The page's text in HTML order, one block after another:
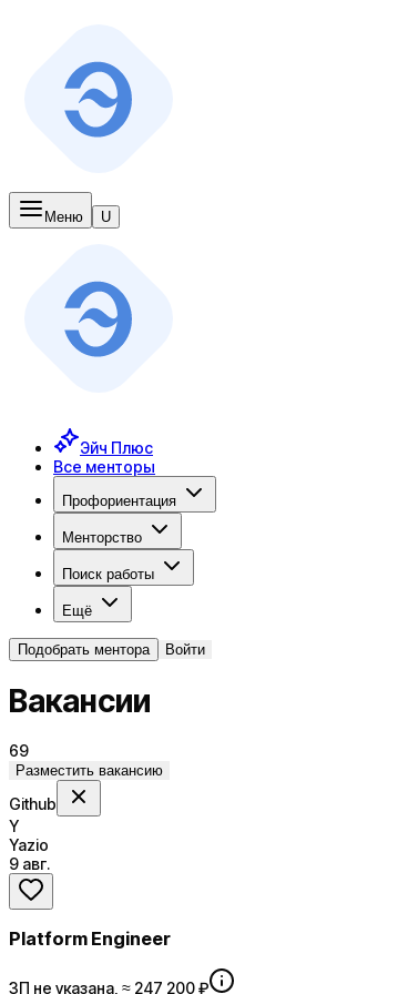
Меню U
Эйч Плюс
Все менторы
Профориентация
Менторство
Поиск работы
Ещё
Подобрать ментора Войти
Вакансии
69
Разместить вакансию
Github
Y
Yazio
9 авг.
Platform Engineer
ЗП не указана, ≈ 247 200 ₽